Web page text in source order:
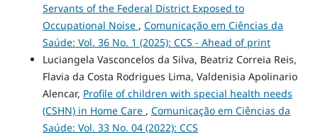
Servants of the Federal District Exposed to
Occupational Noise , Comunicação em Ciências da
Saúde: Vol. 36 No. 1 (2025): CCS - Ahead of print
Luciangela Vasconcelos da Silva, Beatriz Correia Reis,
Flavia da Costa Rodrigues Lima, Valdenisia Apolinario
Alencar, Profile of children with special health needs
(CSHN) in Home Care , Comunicação em Ciências da
Saúde: Vol. 33 No. 04 (2022): CCS